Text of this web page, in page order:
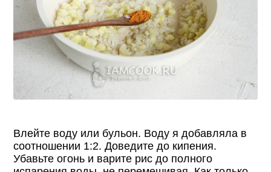
Влейте воду или бульон. Воду я добавляла в
соотношении 1:2. Доведите до кипения.
Убавьте огонь и варите рис до полного